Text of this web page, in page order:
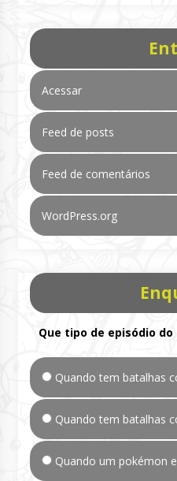
Acessar
Feed de posts
Feed de comentários
WordPress.org
Que tipo de episódio
Quando tem batalhas
Quando tem batalhas
Quando um pokémon